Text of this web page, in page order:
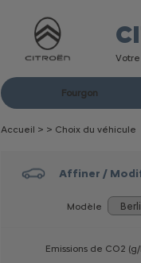
Fourgon
Accueil > > Choix du véhicule
Affiner /
Modèle
Emissions de CO2